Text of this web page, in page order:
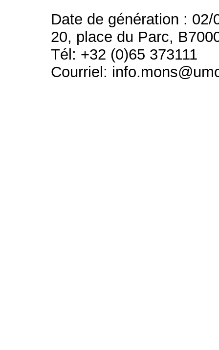
Date de génération : 02/
20, place du Parc,
Tél: +32 (0)65 373111
Courriel: